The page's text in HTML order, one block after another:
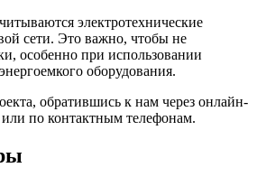
электротехнические
сети. Это важно, чтобы не
особенно при использовании
оборудования.
обратившись к нам через онлайн-
или по контактным телефонам.